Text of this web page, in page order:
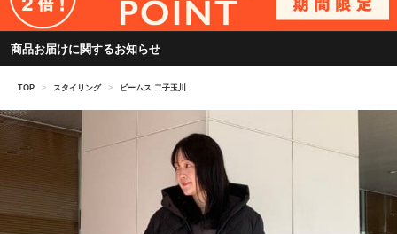
商品お届けに関するお知らせ
TOP > スタイリング > ビームス 二子玉川